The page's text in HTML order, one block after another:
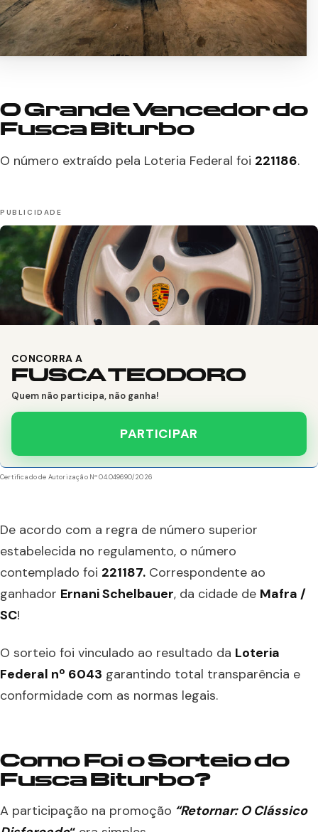
O Grande Vencedor do
Fusca Biturbo
O número extraído pela Loteria Federal foi 221186.
CONCORRA A
FUSCA TEODORO
Quem não participa, não ganha!
PARTICIPAR
Certificado de Autorização Nº 04.049690/2026
De acordo com a regra de número superior
estabelecida no regulamento, o número
contemplado foi 221187. Correspondente ao
ganhador Ernani Schelbauer, da cidade de Mafra /
SC!
O sorteio foi vinculado ao resultado da Loteria
Federal nº 6043 garantindo total transparência e
conformidade com as normas legais.
Como Foi o Sorteio do
Fusca Biturbo?
A participação na promoção “Retornar: O Clássico